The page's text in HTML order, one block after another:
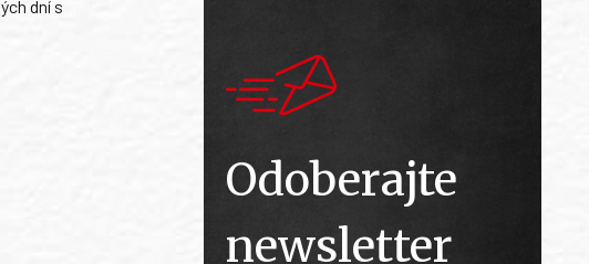
dní s
Odoberajte
newsletter